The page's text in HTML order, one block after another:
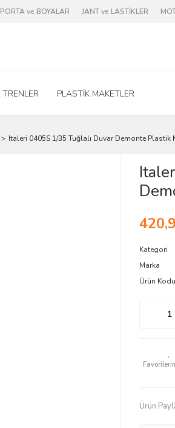
ve BOYALAR JANT ve LASTİKLER
PLASTİK MAKETLER
Italeri 0405S 1/35 Tuğlalı Duvar Demonte Plastik
Kategori
Marka
Ürün Kodu
Ürün